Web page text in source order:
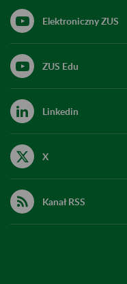
Elektroniczny ZUS
ZUS Edu
Linkedin
X
Kanał RSS